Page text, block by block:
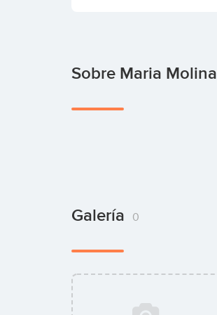
Sobre Maria Molina
Galería 0